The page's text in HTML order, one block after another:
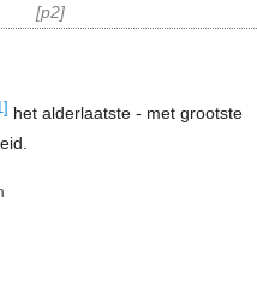
p2
het alderlaatste - met grootste